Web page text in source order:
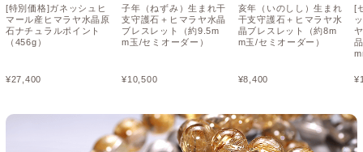
[特別価格]ガネッシュヒ
マール産ヒマラヤ水晶原
石ナチュラルポイント
（456g）
¥27,400
子年（ねずみ）生まれ干
支守護石＋ヒマラヤ水晶
ブレスレット（約9.5m
m玉/セミオーダー）
¥10,500
亥年（いのしし）生まれ
干支守護石＋ヒマラヤ水
晶ブレスレット（約8m
m玉/セミオーダー）
¥8,400
[
¥